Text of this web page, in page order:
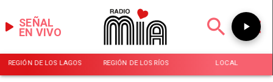
EN VIVO
SEÑAL
REGIÓN DE LOS LAGOS REGIÓN DE LOS RÍOS LOCAL